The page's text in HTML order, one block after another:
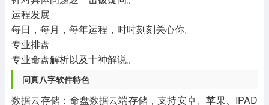
运程发展
每日，每月，每年运程，时时刻刻关心你。
专业排盘
专业命盘解析以及十神解说。
问真八字软件特色
数据云存储：命盘数据云端存储，支持安卓、苹果、IPAD